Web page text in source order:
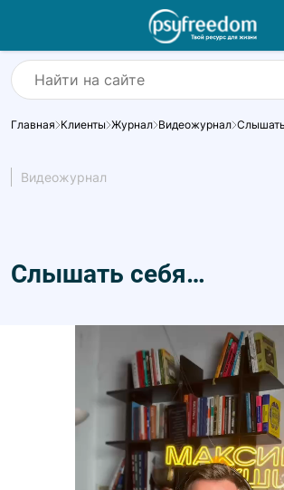
Главная Клиенты Журнал Видеожурнал
Видеожурнал
Слышать себя…